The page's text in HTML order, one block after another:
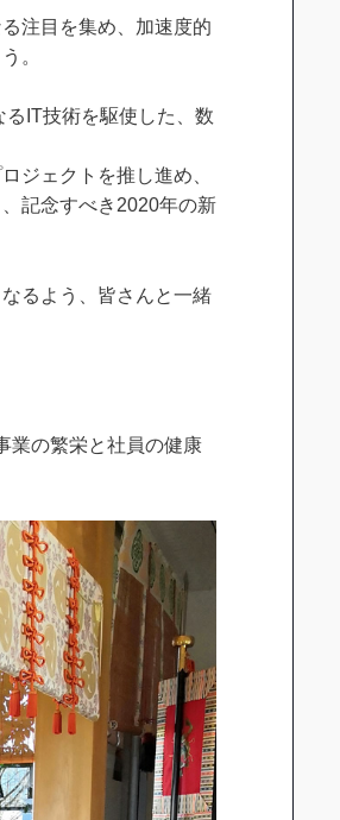
注目を集め、加速度的
。
IT技術を駆使した、数
ジェクトを推し進め、
記念すべき2020年の新
るよう、皆さんと一緒
業の繁栄と社員の健康